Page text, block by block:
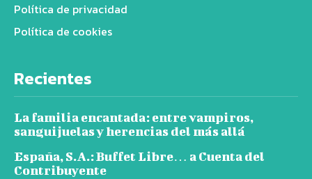
Política de privacidad
Política de cookies
Recientes
La familia encantada: entre vampiros,
sanguijuelas y herencias del más allá
España, S.A.: Buffet Libre… a Cuenta del
Contribuyente